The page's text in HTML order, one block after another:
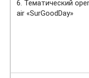
6. Тематический
air «SurGoodDay»